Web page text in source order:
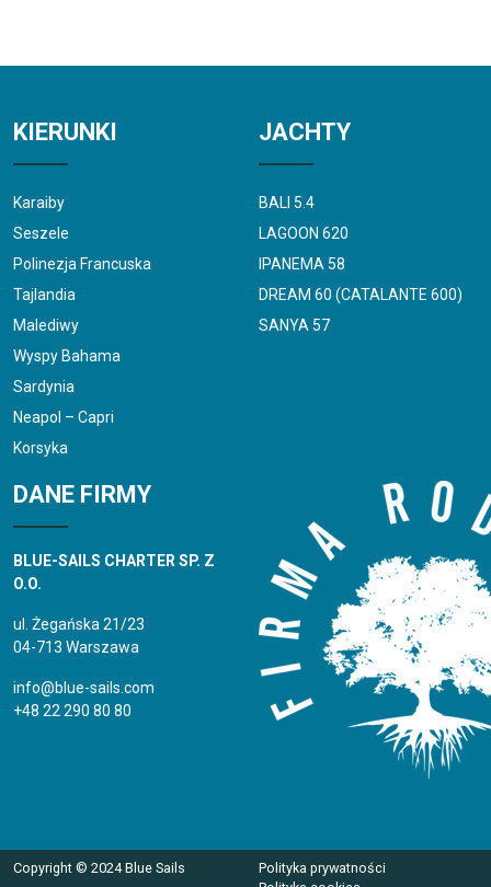
KIERUNKI
Karaiby
Seszele
Polinezja Francuska
Tajlandia
Malediwy
Wyspy Bahama
Sardynia
Neapol – Capri
Korsyka
JACHTY
BALI 5.4
LAGOON 620
IPANEMA 58
DREAM 60 (CATALANTE 600)
SANYA 57
DANE FIRMY
BLUE-SAILS CHARTER SP. Z
O.O.
ul. Żegańska 21/23
04-713 Warszawa
info@blue-sails.com
+48 22 290 80 80
Copyright © 2024 Blue Sails
Polityka prywatności